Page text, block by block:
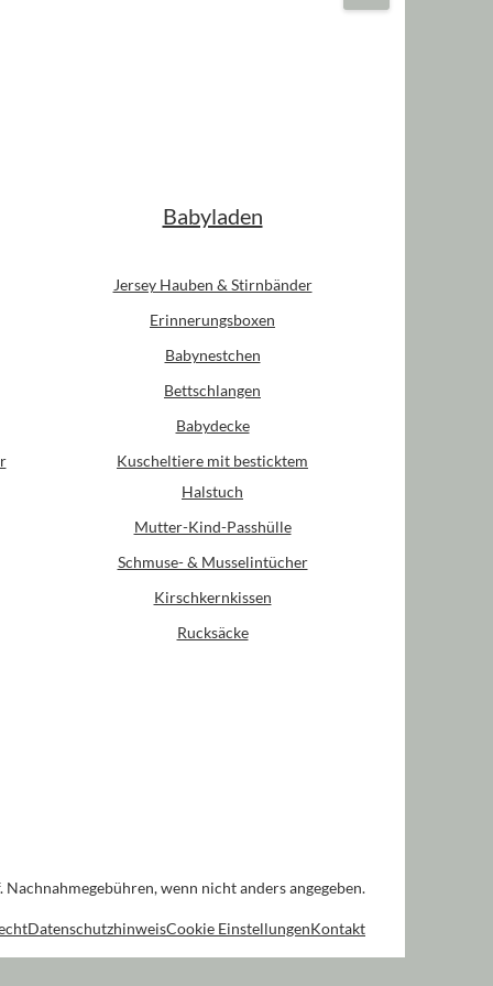
Babyladen
Jersey Hauben & Stirnbänder
Erinnerungsboxen
Babynestchen
Bettschlangen
Babydecke
Kuscheltiere mit besticktem
Halstuch
Mutter-Kind-Passhülle
Schmuse- & Musselintücher
Kirschkernkissen
Rucksäcke
Nachnahmegebühren, wenn nicht anders angegeben.
DatenschutzhinweisCookie EinstellungenKontakt